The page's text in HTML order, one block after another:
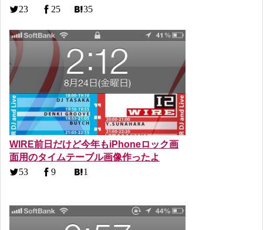
23 25 35
WIRE前日だけど今年もiPhoneロック画
面用のタイムテーブル画像作ったよ
53 9 1